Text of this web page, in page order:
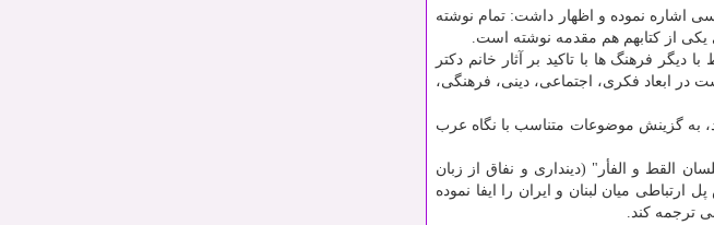
اشاره نموده و اظهار داشت: تمام نوشته
یکی از کتابهم هم مقدمه نوشته است.
فرهنگ ها با تاکید بر آثار خانم دکتر
در ابعاد فکری، اجتماعی، دینی، فرهنگی،
به گزینش موضوعات متناسب با نگاه عرب
القط و الفأر" (دینداری و نفاق از زبان
میان لبنان و ایران را ایفا نموده
ترجمه کند.